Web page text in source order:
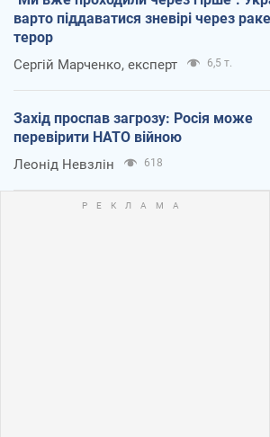
варто піддаватися зневірі через
терор
Сергій Марченко, експерт 6,5 т.
Захід проспав загрозу: Росія може
перевірити НАТО війною
Леонід Невзлін 618